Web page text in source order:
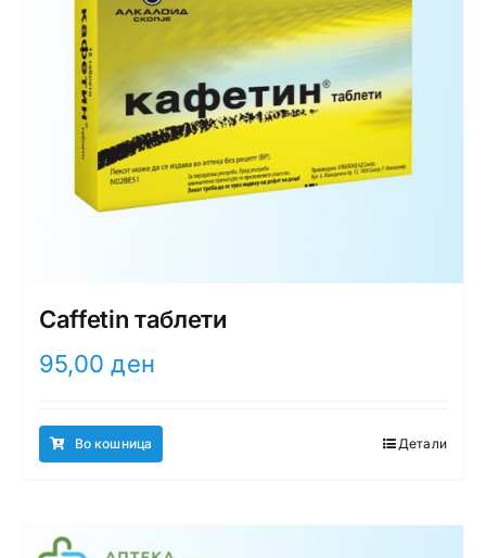
Caffetin таблети
95,00ден
Во кошница Детали